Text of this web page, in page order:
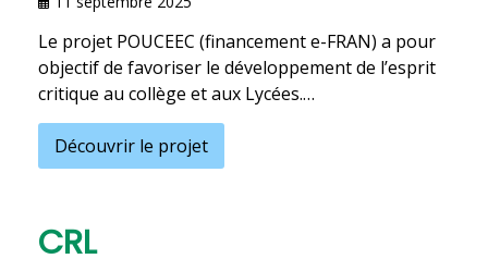
Le projet POUCEEC (financement e-FRAN) a pour
objectif de favoriser le développement de l’esprit
critique au collège et aux Lycées.…
Découvrir le projet
CRL